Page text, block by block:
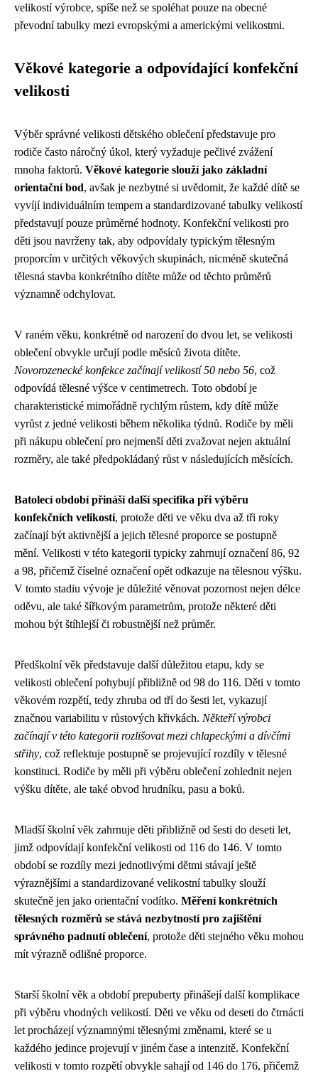
velikostí výrobce, spíše než se spoléhat pouze na obecné
převodní tabulky mezi evropskými a americkými velikostmi.
Věkové kategorie a odpovídající konfekční
velikosti
Výběr správné velikosti dětského oblečení představuje pro
rodiče často náročný úkol, který vyžaduje pečlivé zvážení
mnoha faktorů. Věkové kategorie slouží jako základní
orientační bod, avšak je nezbytné si uvědomit, že každé dítě se
vyvíjí individuálním tempem a standardizované tabulky velikostí
představují pouze průměrné hodnoty. Konfekční velikosti pro
děti jsou navrženy tak, aby odpovídaly typickým tělesným
proporcím v určitých věkových skupinách, nicméně skutečná
tělesná stavba konkrétního dítěte může od těchto průměrů
významně odchylovat.
V raném věku, konkrétně od narození do dvou let, se velikosti
oblečení obvykle určují podle měsíců života dítěte.
Novorozenecké konfekce začínají velikostí 50 nebo 56, což
odpovídá tělesné výšce v centimetrech. Toto období je
charakteristické mimořádně rychlým růstem, kdy dítě může
vyrůst z jedné velikosti během několika týdnů. Rodiče by měli
při nákupu oblečení pro nejmenší děti zvažovat nejen aktuální
rozměry, ale také předpokládaný růst v následujících měsících.
Batolecí období přináší další specifika při výběru
konfekčních velikostí, protože děti ve věku dva až tři roky
začínají být aktivnější a jejich tělesné proporce se postupně
mění. Velikosti v této kategorii typicky zahrnují označení 86, 92
a 98, přičemž číselné označení opět odkazuje na tělesnou výšku.
V tomto stadiu vývoje je důležité věnovat pozornost nejen délce
oděvu, ale také šířkovým parametrům, protože některé děti
mohou být štíhlejší či robustnější než průměr.
Předškolní věk představuje další důležitou etapu, kdy se
velikosti oblečení pohybují přibližně od 98 do 116. Děti v tomto
věkovém rozpětí, tedy zhruba od tří do šesti let, vykazují
značnou variabilitu v růstových křivkách. Někteří výrobci
začínají v této kategorii rozlišovat mezi chlapeckými a dívčími
střihy, což reflektuje postupně se projevující rozdíly v tělesné
konstituci. Rodiče by měli při výběru oblečení zohlednit nejen
výšku dítěte, ale také obvod hrudníku, pasu a boků.
Mladší školní věk zahrnuje děti přibližně od šesti do deseti let,
jimž odpovídají konfekční velikosti od 116 do 146. V tomto
období se rozdíly mezi jednotlivými dětmi stávají ještě
výraznějšími a standardizované velikostní tabulky slouží
skutečně jen jako orientační vodítko. Měření konkrétních
tělesných rozměrů se stává nezbytností pro zajištění
správného padnutí oblečení, protože děti stejného věku mohou
mít výrazně odlišné proporce.
Starší školní věk a období prepuberty přinášejí další komplikace
při výběru vhodných velikostí. Děti ve věku od deseti do čtrnácti
let procházejí významnými tělesnými změnami, které se u
každého jedince projevují v jiném čase a intenzitě. Konfekční
velikosti v tomto rozpětí obvykle sahají od 146 do 176, přičemž